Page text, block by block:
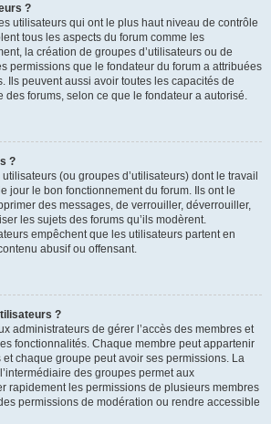
?
utilisateurs qui ont le plus haut niveau de contrôle
tous les aspects du forum comme les
la création de groupes d’utilisateurs ou de
permissions que le fondateur du forum a attribuées
Ils peuvent aussi avoir toutes les capacités de
des forums, selon ce que le fondateur a autorisé.
?
(ou groupes d’utilisateurs) dont le travail
jour le bon fonctionnement du forum. Ils ont le
des messages, de verrouiller, déverrouiller,
les sujets des forums qu’ils modèrent.
empêchent que les utilisateurs partent en
abusif ou offensant.
?
administrateurs de gérer l’accès des membres et
fonctionnalités. Chaque membre peut appartenir
chaque groupe peut avoir ses permissions. La
des groupes permet aux
rapidement les permissions de plusieurs membres
permissions de modération ou rendre accessible